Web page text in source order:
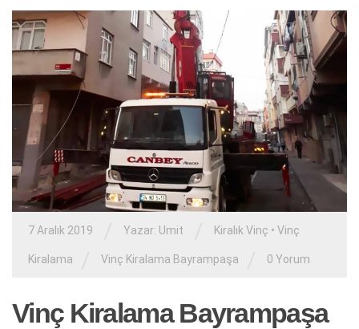
7 Aralık 2019 Yazar: Umit Kiralık Vinç • Vinç
Kiralama Vinç Kiralama Bayrampaşa 0 Yorum
Vinç Kiralama Bayrampaşa